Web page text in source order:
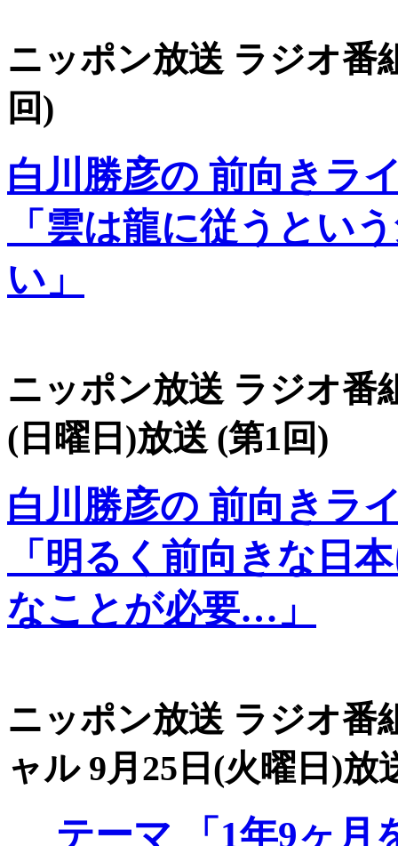
ニッポン放送 ラジオ番
回)
白川勝彦の 前向きラ
「雲は龍に従うとい
い」
ニッポン放送 ラジオ番
(日曜日)放送 (第1回)
白川勝彦の 前向きラ
「明るく前向きな日
なことが必要…」
ニッポン放送 ラジオ番
ャル 9月25日(火曜日)放
テーマ 「1年9ヶ月